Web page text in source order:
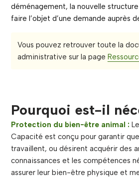
déménagement, la nouvelle
faire l’objet d’une demande auprès
Vous pouvez retrouver toute la
administrative sur la page
Pourquoi est-il
Protection du bien-être animal :
Capacité est conçu pour garantir
travaillent, ou désirent acquérir des
connaissances et les compétences
assurer leur bien-être physique et